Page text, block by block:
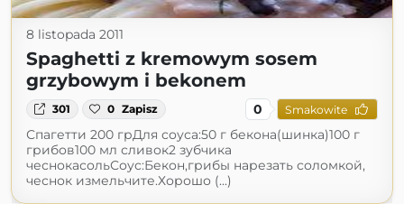
8 listopada 2011
Spaghetti z kremowym sosem
grzybowym i bekonem
301 0 Zapisz 0 Smakowite
Спагетти 200 грДля соуса:50 г бекона(шинка)100 г
грибов100 мл сливок2 зубчика
чеснокасольСоус:Бекон,грибы нарезать соломкой,
чеснок измельчите.Хорошо (...)